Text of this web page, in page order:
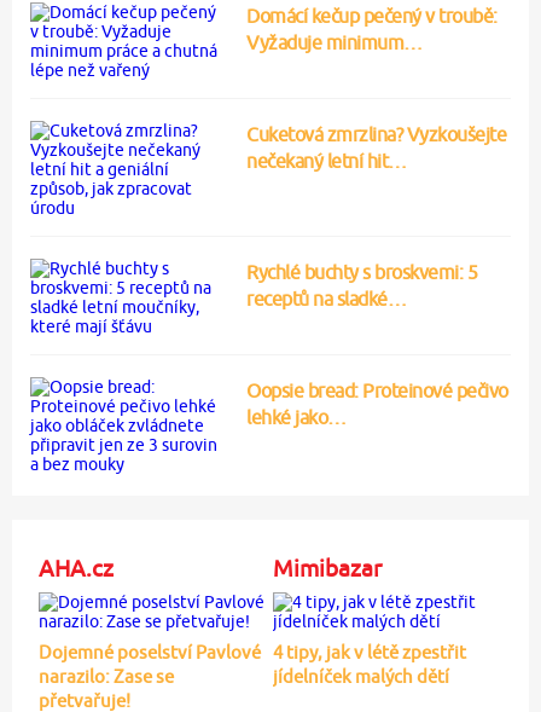
Domácí kečup pečený v troubě:
Vyžaduje minimum…
Cuketová zmrzlina? Vyzkoušejte
nečekaný letní hit…
Rychlé buchty s broskvemi: 5
receptů na sladké…
Oopsie bread: Proteinové pečivo
lehké jako…
AHA.cz
Dojemné poselství Pavlové
narazilo: Zase se
přetvařuje!
Mimibazar
4 tipy, jak v létě zpestřit
jídelníček malých dětí